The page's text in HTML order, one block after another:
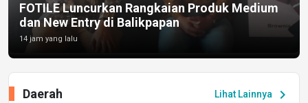
FOTILE Luncurkan Rangkaian Produk Medium
dan New Entry di Balikpapan
14 jam yang lalu
Lihat Lainnya chevron_right
Daerah